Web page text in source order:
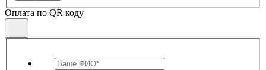
Оплата по QR коду